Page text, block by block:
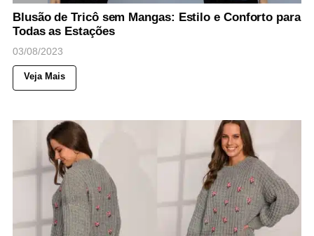
Blusão de Tricô sem Mangas: Estilo e Conforto para
Todas as Estações
03/08/2023
Veja Mais